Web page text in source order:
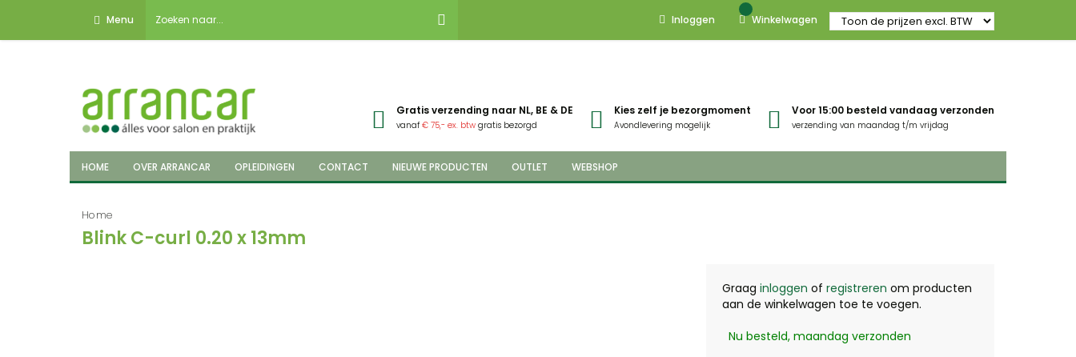
Menu Inloggen Winkelwagen
Gratis verzending naar NL, BE & DE
vanaf€ 75,- ex. btw gratis bezorgd
Kies zelf je bezorgmoment
Avondlevering mogelijk
Voor 15:00 besteld vandaag verzonden
verzending van maandag t/m vrijdag
HOME OVER ARRANCAR OPLEIDINGEN CONTACT NIEUWE PRODUCTEN OUTLET WEBSHOP
Home
Blink C-curl 0.20 x 13mm
Graag inloggen of registreren om producten
aan de winkelwagen toe te voegen.
Nu besteld, maandag verzonden